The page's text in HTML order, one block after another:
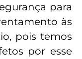
para
às
pois temos
por esse